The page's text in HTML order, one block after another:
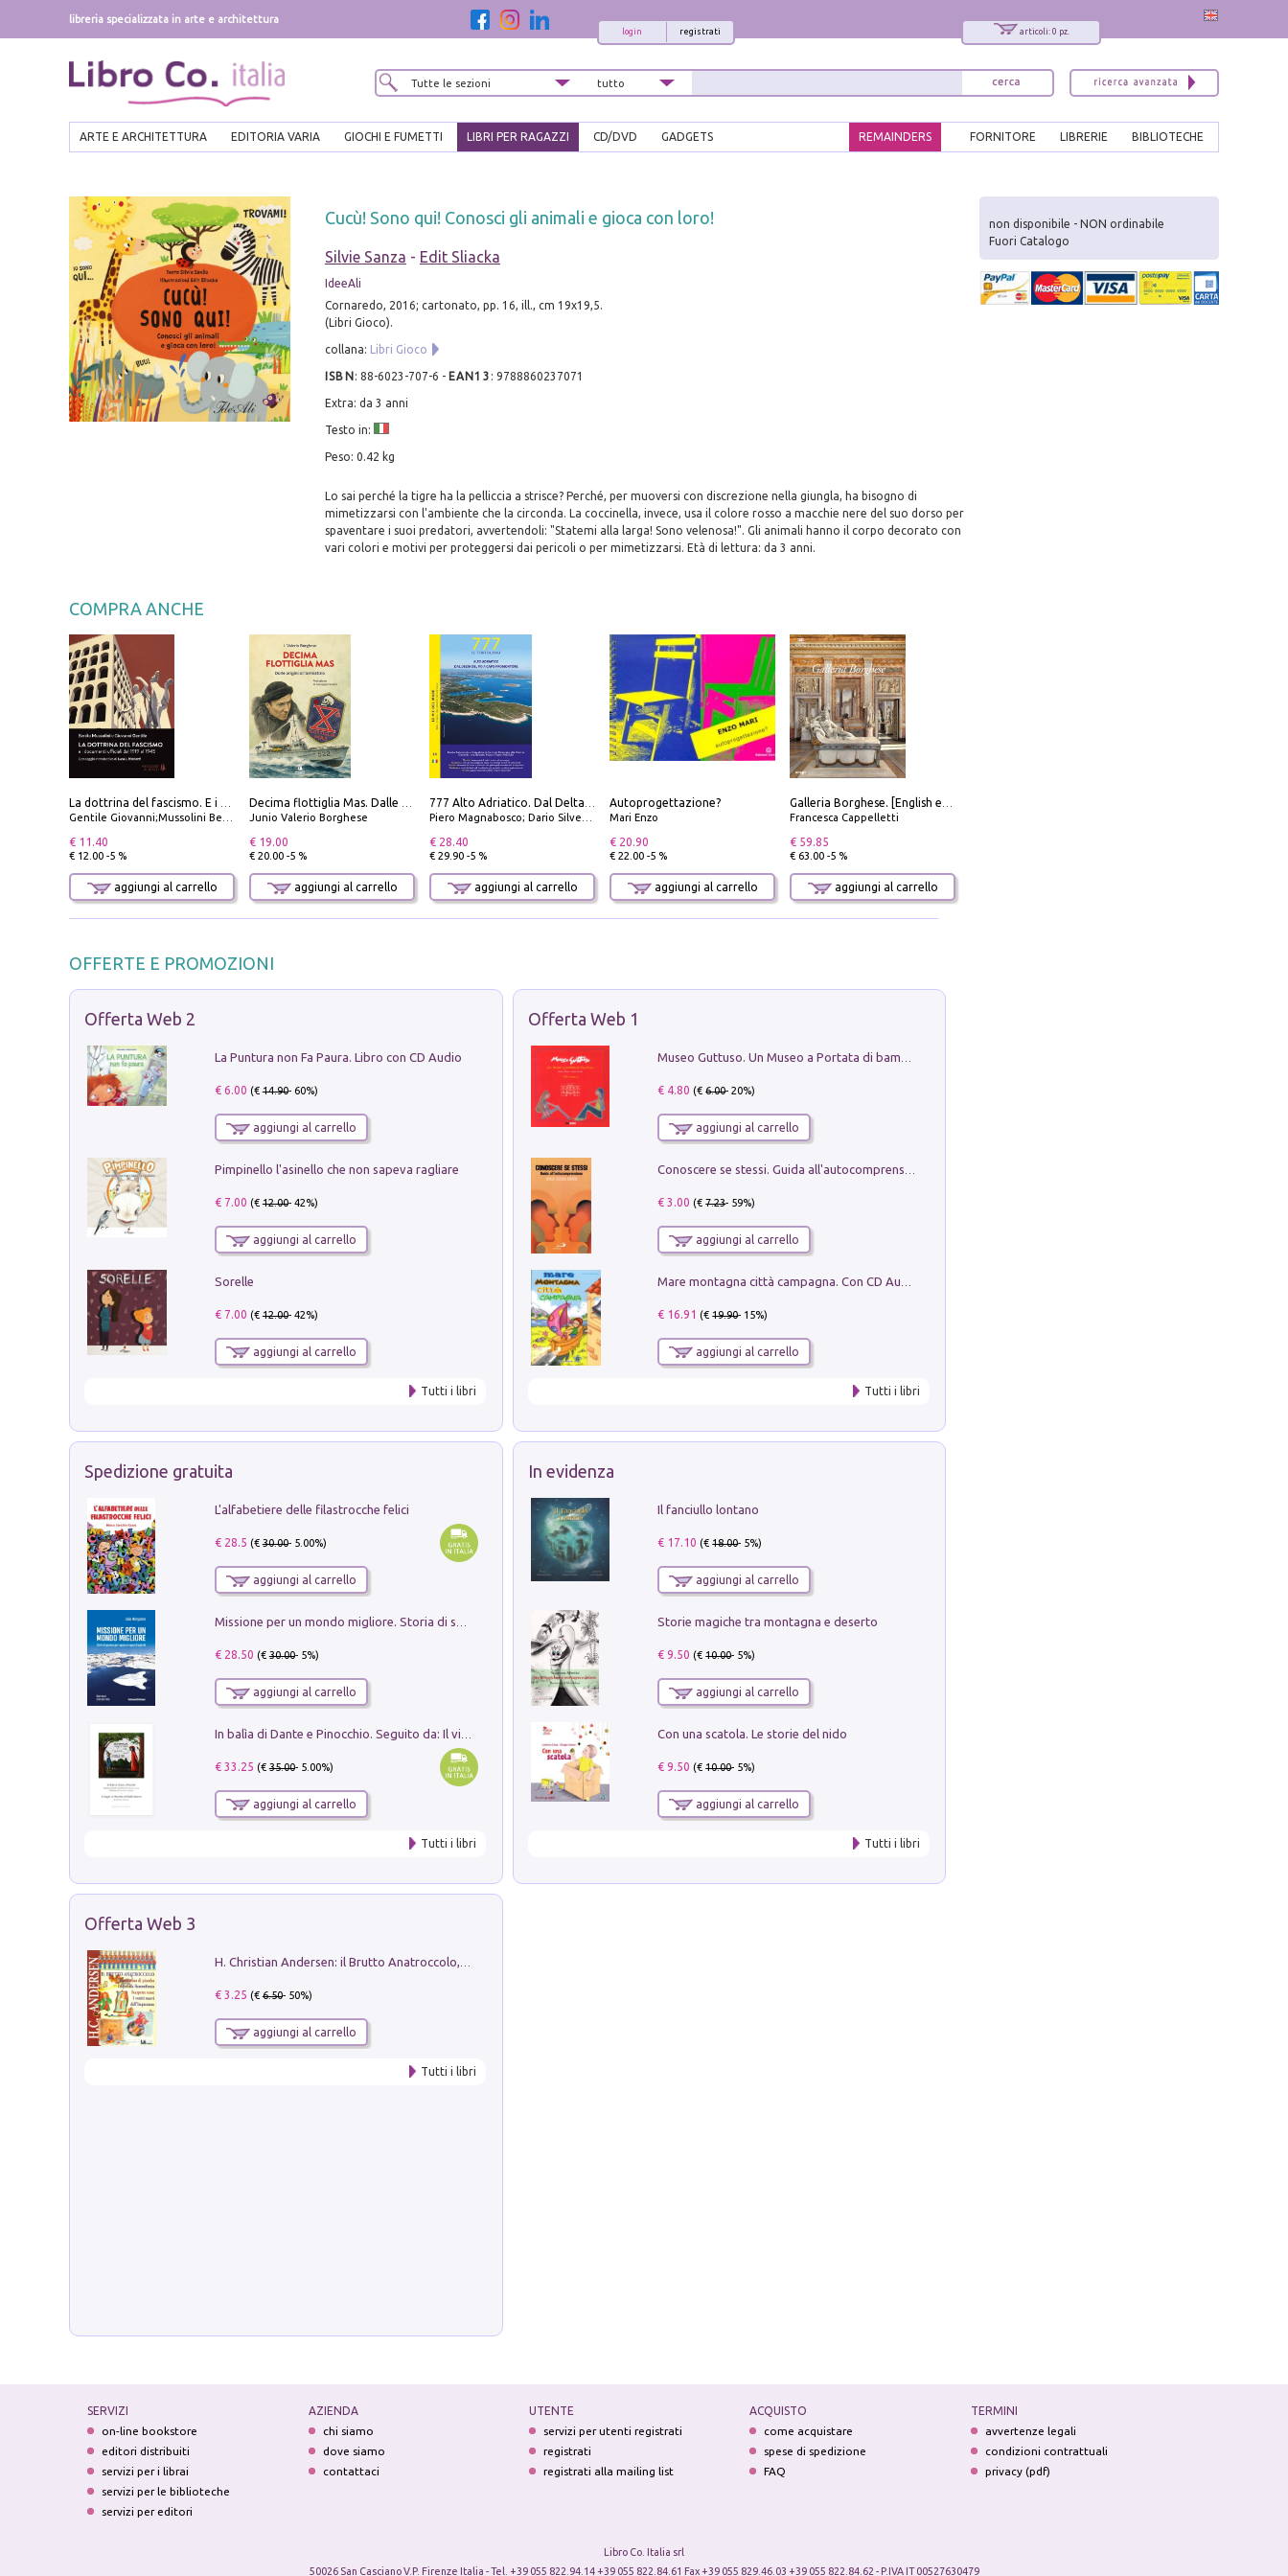
libreria specializzata in arte e architettura
articoli: 0 pz.
registrati
login
ARTE E ARCHITETTURA EDITORIA VARIA GIOCHI E FUMETTI LIBRI PER RAGAZZI CD/DVD GADGETS BIBLIOTECHE
LIBRERIE
FORNITORE
REMAINDERS
Cucù! Sono qui! Conosci gli animali e gioca con loro!
Silvie Sanza - Edit Sliacka
IdeeAli
Cornaredo, 2016; cartonato, pp. 16, ill., cm 19x19,5.
(Libri Gioco).
collana: Libri Gioco
ISBN : 88-6023-707-6 - EAN13 : 9788860237071
Extra: da 3 anni
Testo in:
Peso: 0.42 kg
Lo sai perché la tigre ha la pelliccia a strisce? Perché, per muoversi con discrezione nella giungla, ha bisogno di
mimetizzarsi con l'ambiente che la circonda. La coccinella, invece, usa il colore rosso a macchie nere del suo dorso per
spaventare i suoi predatori, avvertendoli: "Statemi alla larga! Sono velenosa!". Gli animali hanno il corpo decorato con
vari colori e motivi per proteggersi dai pericoli o per mimetizzarsi. Età di lettura: da 3 anni.
COMPRA ANCHE
Gentile Giovanni;Mussolini Benito
€ 11.40
€ 12.00 -5 %
aggiungi al carrello
Junio Valerio Borghese
€ 19.00
€ 20.00 -5 %
aggiungi al carrello
Piero Magnabosco; Dario Silvestro; Marco Sbrizzi
€ 28.40
€ 29.90 -5 %
aggiungi al carrello
Autoprogettazione?
Mari Enzo
€ 20.90
€ 22.00 -5 %
aggiungi al carrello
Francesca Cappelletti
€ 59.85
€ 63.00 -5 %
aggiungi al carrello
OFFERTE E PROMOZIONI
Offerta Web 2
La Puntura non Fa Paura. Libro con CD Audio
€ 6.00 (€14.90- 60%)
aggiungi al carrello
Pimpinello l'asinello che non sapeva ragliare
€ 7.00 (€12.00- 42%)
aggiungi al carrello
Sorelle
€ 7.00 (€12.00- 42%)
aggiungi al carrello
Tutti i libri
Offerta Web 1
€ 4.80 (€6.00- 20%)
aggiungi al carrello
€ 3.00 (€7.23- 59%)
aggiungi al carrello
€ 16.91 (€19.90- 15%)
aggiungi al carrello
Tutti i libri
Spedizione gratuita
L'alfabetiere delle filastrocche felici
€ 28.5 (€30.00- 5.00%)
aggiungi al carrello
€ 28.50 (€30.00- 5%)
aggiungi al carrello
€ 33.25 (€35.00- 5.00%)
aggiungi al carrello
Tutti i libri
In evidenza
Il fanciullo lontano
€ 17.10 (€18.00- 5%)
aggiungi al carrello
Storie magiche tra montagna e deserto
€ 9.50 (€10.00- 5%)
aggiungi al carrello
Con una scatola. Le storie del nido
€ 9.50 (€10.00- 5%)
aggiungi al carrello
Tutti i libri
Offerta Web 3
€ 3.25 (€6.50- 50%)
aggiungi al carrello
Tutti i libri
non disponibile - NON ordinabile
Fuori Catalogo
SERVIZI
on-line bookstore
editori distribuiti
servizi per i librai
servizi per le biblioteche
servizi per editori
AZIENDA
chi siamo
dove siamo
contattaci
UTENTE
servizi per utenti registrati
registrati
registrati alla mailing list
ACQUISTO
come acquistare
spese di spedizione
FAQ
TERMINI
avvertenze legali
condizioni contrattuali
privacy (pdf)
Libro Co. Italia srl
50026 San Casciano V.P. Firenze Italia - Tel. +39 055 822.94.14 +39 055 822.84.61 Fax +39 055 829.46.03 +39 055 822.84.62 - P.IVA IT 00527630479
x
Interessato ai nostri libri?
Allora iscriviti alla nostra newsletter!
Sarai informato delle nostre novità, potrai
comunque cancellarti quando desideri.